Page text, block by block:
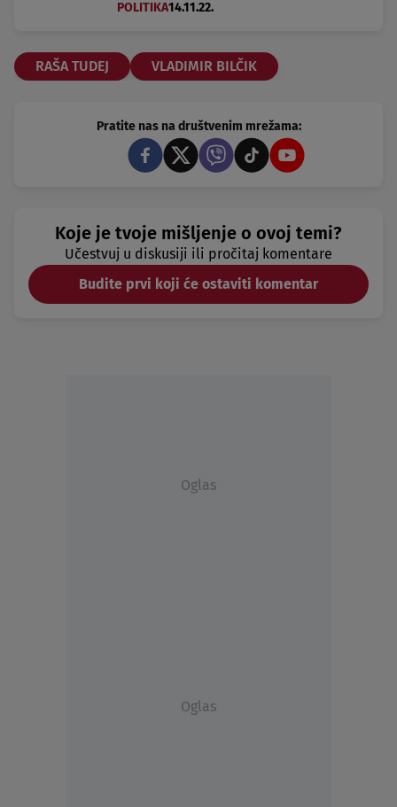
POLITIKA14.11.22.
RAŠA TUDEJ VLADIMIR BILČIK
Pratite nas na društvenim mrežama:
Koje je tvoje mišljenje o ovoj temi?
Učestvuj u diskusiji ili pročitaj komentare
Budite prvi koji će ostaviti komentar
Oglas
Oglas